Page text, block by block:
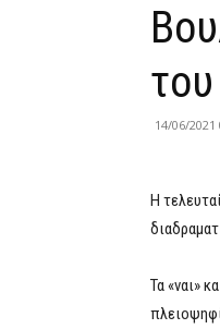
14/06/2021
Η
Τα «ναι»